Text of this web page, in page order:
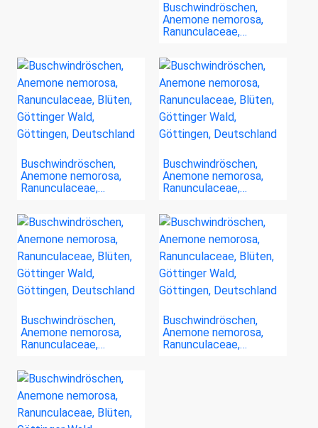
Buschwindröschen,
Anemone nemorosa,
Ranunculaceae,…
Buschwindröschen,
Anemone nemorosa,
Ranunculaceae,…
Buschwindröschen,
Anemone nemorosa,
Ranunculaceae,…
Buschwindröschen,
Anemone nemorosa,
Ranunculaceae,…
Buschwindröschen,
Anemone nemorosa,
Ranunculaceae,…